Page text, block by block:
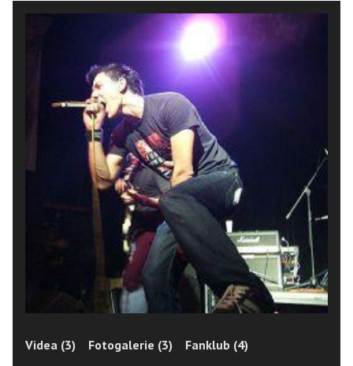
Videa (3) Fotogalerie (3) Fanklub (4)